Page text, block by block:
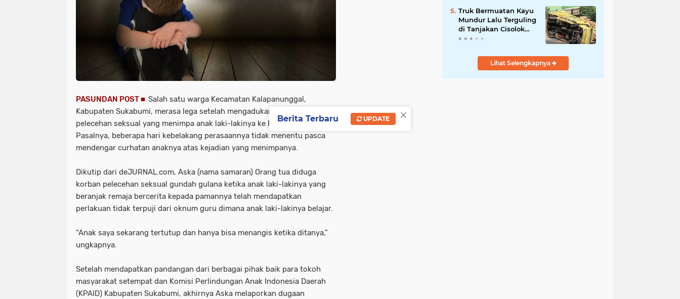
PASUNDAN POST ■ Salah satu warga Kecamatan Kalapanunggal,
Kabupaten Sukabumi, merasa lega setelah mengadukan pasal dugaan
pelecehan seksual yang menimpa anak laki-lakinya ke Polres Sukabumi.
Pasalnya, beberapa hari kebelakang perasaannya tidak menentu pasca
mendengar curhatan anaknya atas kejadian yang menimpanya.
Dikutip dari deJURNAL.com, Aska (nama samaran) Orang tua diduga
korban pelecehan seksual gundah gulana ketika anak laki-lakinya yang
beranjak remaja bercerita kepada pamannya telah mendapatkan
perlakuan tidak terpuji dari oknum guru dimana anak laki-lakinya belajar.
“Anak saya sekarang tertutup dan hanya bisa menangis ketika ditanya,”
ungkapnya.
Setelah mendapatkan pandangan dari berbagai pihak baik para tokoh
masyarakat setempat dan Komisi Perlindungan Anak Indonesia Daerah
(KPAID) Kabupaten Sukabumi, akhirnya Aska melaporkan dugaan
Daftar Harga Terbaru
Truk Bermuatan Kayu
Mundur Lalu Terguling
di Tanjakan Cisolok
Sukabumi, Polisi:
Menanjak
Lihat Selengkapnya
×
Berita Terbaru UPDATE